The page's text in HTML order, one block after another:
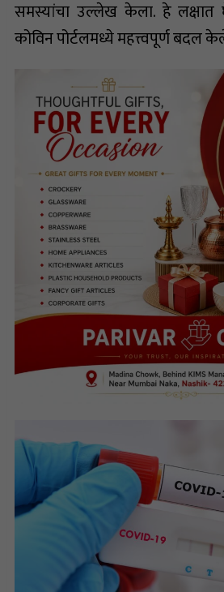
समस्यांचा उल्लेख केला. हे
कोविन पोर्टलमध्ये महत्त्वपूर्ण बदल